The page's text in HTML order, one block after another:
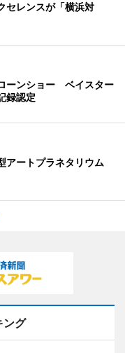
セレンスが「横浜対
ーンショー ベイスター
録認定
アートプラネタリウム
ング